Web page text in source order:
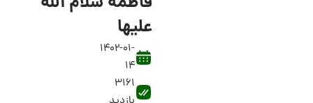
علیها
1402-01-
14
3161